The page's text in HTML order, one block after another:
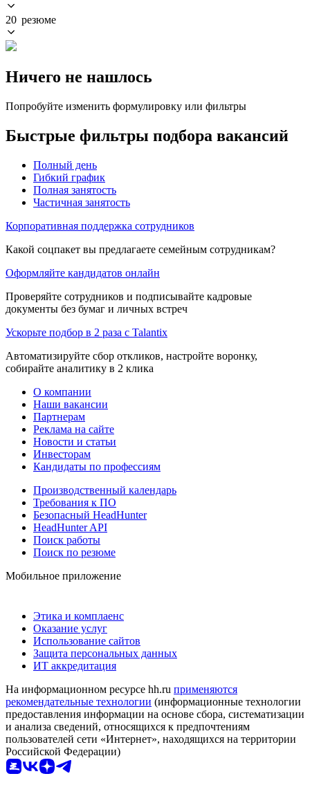
20 резюме
Ничего не нашлось
Попробуйте изменить формулировку или фильтры
Быстрые фильтры подбора вакансий
Полный день
Гибкий график
Полная занятость
Частичная занятость
Корпоративная поддержка сотрудников
Какой соцпакет вы предлагаете семейным сотрудникам?
Оформляйте кандидатов онлайн
Проверяйте сотрудников и подписывайте кадровые
документы без бумаг и личных встреч
Ускорьте подбор в 2 раза с Talantix
Автоматизируйте сбор откликов, настройте воронку,
собирайте аналитику в 2 клика
О компании
Наши вакансии
Партнерам
Реклама на сайте
Новости и статьи
Инвесторам
Кандидаты по профессиям
Производственный календарь
Требования к ПО
Безопасный HeadHunter
HeadHunter API
Поиск работы
Поиск по резюме
Мобильное приложение
Этика и комплаенс
Оказание услуг
Использование сайтов
Защита персональных данных
ИТ аккредитация
На информационном ресурсе hh.ru применяются
рекомендательные технологии (информационные технологии
предоставления информации на основе сбора, систематизации
и анализа сведений, относящихся к предпочтениям
пользователей сети «Интернет», находящихся на территории
Российской Федерации)